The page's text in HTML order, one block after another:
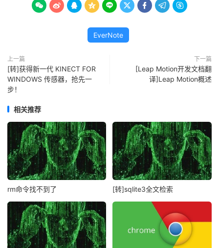
        
EverNote
上一篇
[转]获得新一代 KINECT FOR
WINDOWS 传感器，抢先一
步！
下一篇
[Leap Motion开发文档翻
译]Leap Motion概述
相关推荐
rm命令找不到了 [转]sqlite3全文检索